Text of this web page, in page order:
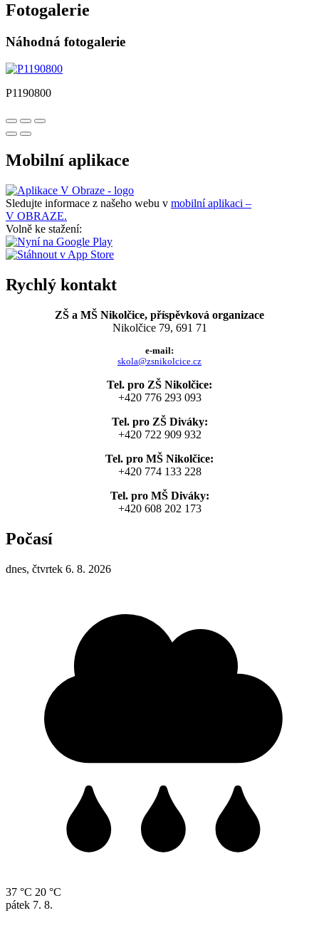
Fotogalerie
Náhodná fotogalerie
P1190800
Mobilní aplikace
Sledujte informace z našeho webu v mobilní aplikaci –
V OBRAZE.
Volně ke stažení:
Rychlý kontakt
ZŠ a MŠ Nikolčice, příspěvková organizace
Nikolčice 79, 691 71
e-mail:
skola@zsnikolcice.cz
Tel. pro ZŠ Nikolčice:
+420 776 293 093
Tel. pro ZŠ Diváky:
+420 722 909 932
Tel. pro MŠ Nikolčice:
+420 774 133 228
Tel. pro MŠ Diváky:
+420 608 202 173
Počasí
dnes, čtvrtek 6. 8. 2026
37 °C 20 °C
pátek 7. 8.